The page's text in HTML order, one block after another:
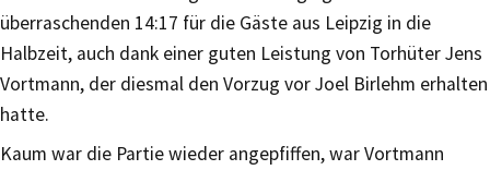
überraschenden 14:17 für die Gäste aus Leipzig in die
Halbzeit, auch dank einer guten Leistung von Torhüter Jens
Vortmann, der diesmal den Vorzug vor Joel Birlehm erhalten
hatte.
Kaum war die Partie wieder angepfiffen, war Vortmann